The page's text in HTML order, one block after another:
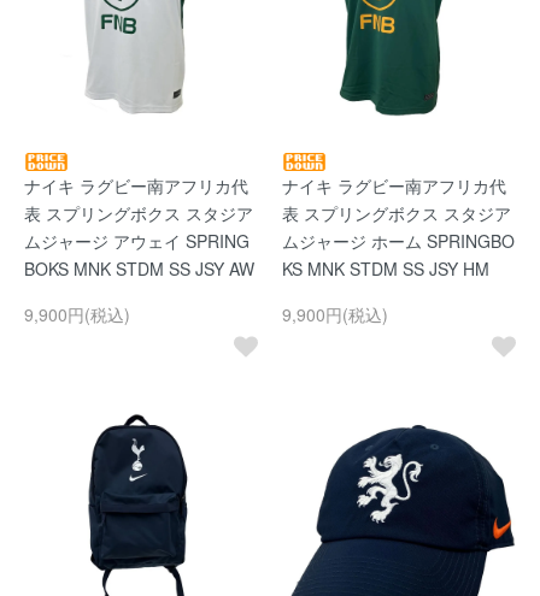
ナイキ ラグビー南アフリカ代
表 スプリングボクス スタジア
ムジャージ アウェイ SPRING
BOKS MNK STDM SS JSY AW
9,900円(税込)
ナイキ ラグビー南アフリカ代
表 スプリングボクス スタジア
ムジャージ ホーム SPRINGBO
KS MNK STDM SS JSY HM
9,900円(税込)